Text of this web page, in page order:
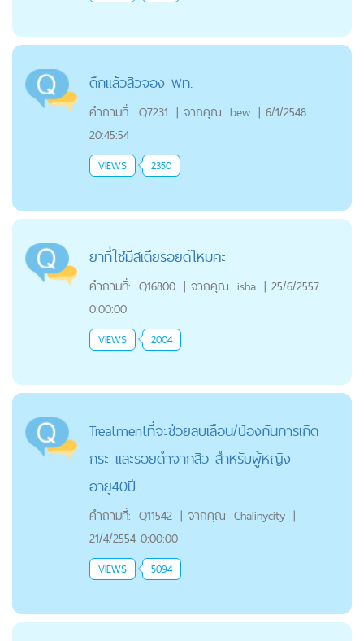
ดึกแล้วสิวจอง พท.
คำถามที่: Q7231 | จากคุณ bew | 6/1/2548
20:45:54
VIEWS 2350
ยาที่ใช้มีสเตียรอยด์ไหมคะ
คำถามที่: Q16800 | จากคุณ isha | 25/6/2557
0:00:00
VIEWS 2004
Treatmentที่จะช่วยลบเลือน/ป้องกันการเกิด
กระ และรอยดำจากสิว สำหรับผู้หญิง
อายุ40ปี
คำถามที่: Q11542 | จากคุณ Chalinycity |
21/4/2554 0:00:00
VIEWS 5094